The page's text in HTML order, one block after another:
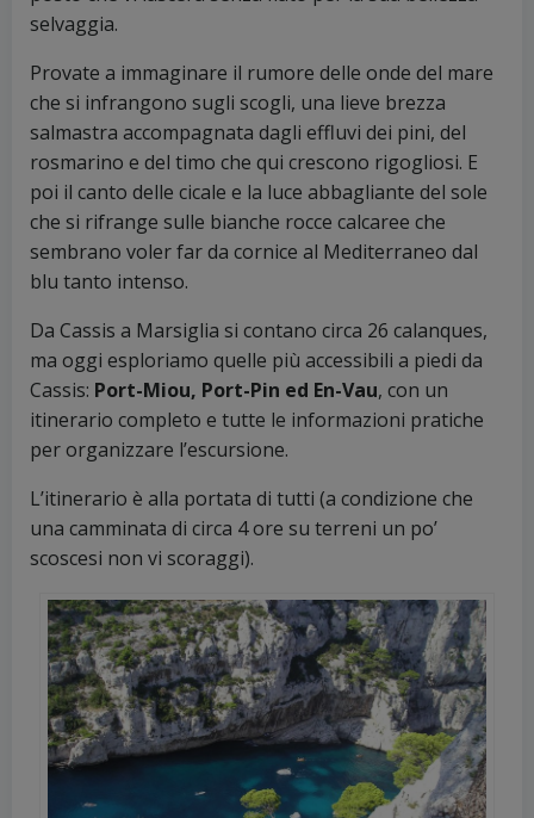
selvaggia.
Provate a immaginare il rumore delle onde del mare
che si infrangono sugli scogli, una lieve brezza
salmastra accompagnata dagli effluvi dei pini, del
rosmarino e del timo che qui crescono rigogliosi. E
poi il canto delle cicale e la luce abbagliante del sole
che si rifrange sulle bianche rocce calcaree che
sembrano voler far da cornice al Mediterraneo dal
blu tanto intenso.
Da Cassis a Marsiglia si contano circa 26 calanques,
ma oggi esploriamo quelle più accessibili a piedi da
Cassis: Port-Miou, Port-Pin ed En-Vau, con un
itinerario completo e tutte le informazioni pratiche
per organizzare l’escursione.
L’itinerario è alla portata di tutti (a condizione che
una camminata di circa 4 ore su terreni un po’
scoscesi non vi scoraggi).